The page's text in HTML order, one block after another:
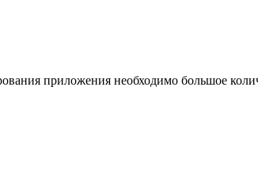
приложения необходимо большое